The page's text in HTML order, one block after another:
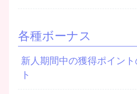
各種ボーナス
新人期間中の獲得ポイン
ト